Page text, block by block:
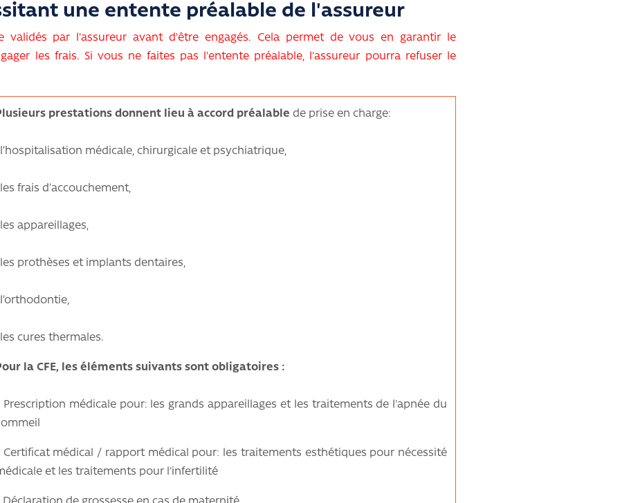
une entente préalable de l'assureur
validés par l'assureur avant d'être engagés. Cela permet de vous en garantir le
les frais. Si vous ne faites pas l'entente préalable, l'assureur pourra refuser le
prestations donnent lieu à accord préalable de prise en charge:
médicale, chirurgicale et psychiatrique,
frais d’accouchement,
appareillages,
prothèses et implants dentaires,
cures thermales.
la CFE, les éléments suivants sont obligatoires :
Prescription médicale pour: les grands appareillages et les traitements de l'apnée du
Certificat médical / rapport médical pour: les traitements esthétiques pour nécessité
et les traitements pour l'infertilité